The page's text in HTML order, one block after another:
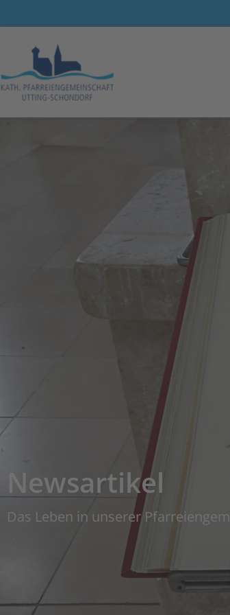
Pfarreiengemeinschaft Utting -
Newsartikel
Das Leben in unserer